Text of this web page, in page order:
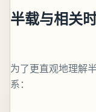
半载与相关
为了更直观地理解
系：